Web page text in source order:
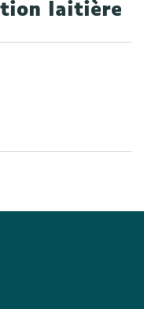
laitière